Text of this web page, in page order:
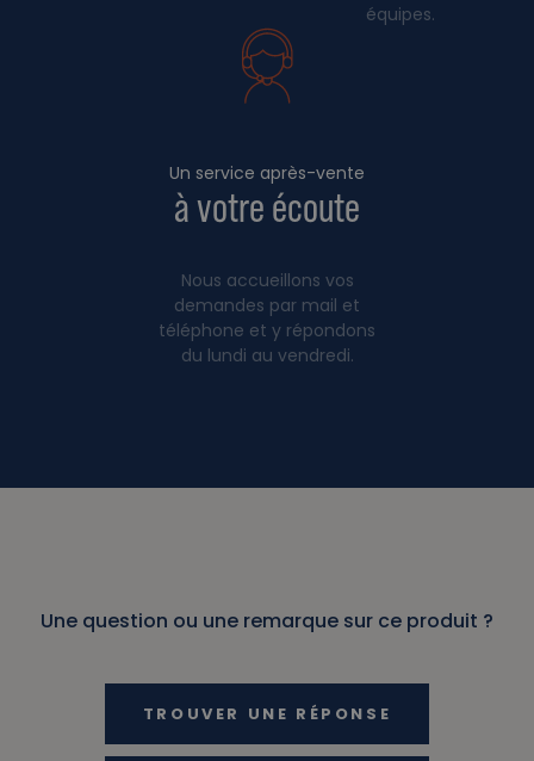
équipes.
Un service après-vente
à votre écoute
Nous accueillons vos
demandes par mail et
téléphone et y répondons
du lundi au vendredi.
Une question ou une remarque sur ce produit ?
TROUVER UNE RÉPONSE